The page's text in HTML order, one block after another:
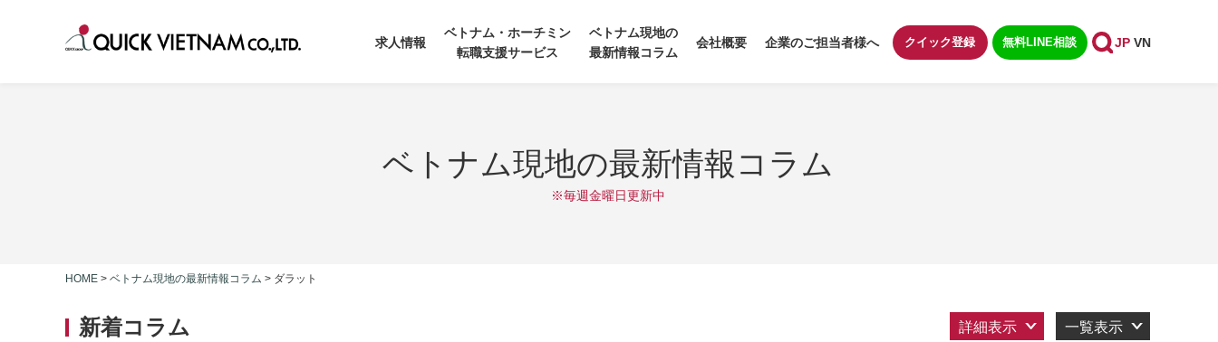
求人情報
ベトナム・ホーチミン
転職支援サービス
ベトナム現地の
最新情報コラム
会社概要 企業のご担当者様へ クイック登録 無料LINE相談 JP VN
ベトナム現地の最新情報コラム
※毎週金曜日更新中
HOME > ベトナム現地の最新情報コラム > ダラット
詳細表示 一覧表示
新着コラム